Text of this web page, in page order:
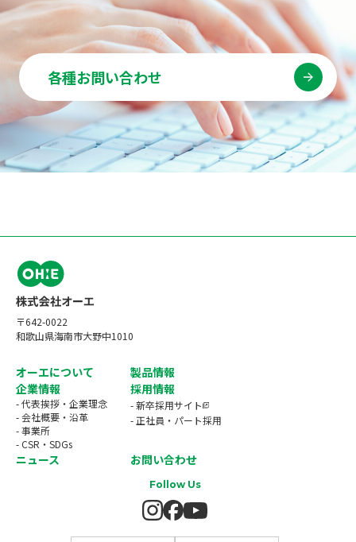
各種お問い合わせ
〒642-0022
和歌山県海南市大野中1010
オーエについて
製品情報
企業情報
- 代表挨拶・企業理念
- 会社概要・沿革
- 事業所
- CSR・SDGs
採用情報
- 新卒採用サイト
- 正社員・パート採用
ニュース お問い合わせ
Follow Us